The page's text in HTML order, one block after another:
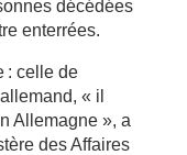
décédées
enterrées.
: celle de
« il
Allemagne », a
des Affaires